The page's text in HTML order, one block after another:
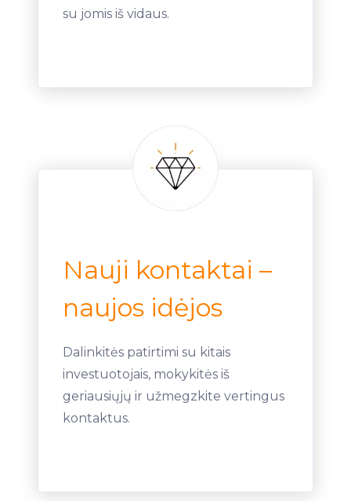
su jomis iš vidaus.
Nauji kontaktai –
naujos idėjos
Dalinkitės patirtimi su kitais
investuotojais, mokykitės iš
geriausiųjų ir užmegzkite vertingus
kontaktus.